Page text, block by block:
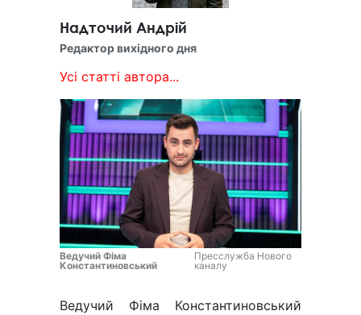
Надточий Андрій
Редактор вихідного дня
Усі статті автора...
Ведучий Фіма
Константиновський
Пресслужба Нового
каналу
Ведучий Фіма Константиновський